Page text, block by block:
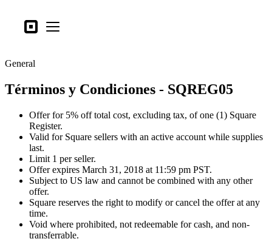
SquareOpen menu
Tipos de negocio
Hardware
Precios
Lo último
Iniciar sesión
Atención al Cliente
Search
Proceso de pago
Tipos de negocio
Alimentos y bebidas
General
Términos y Condiciones - SQREG05
Offer for 5% off total cost, excluding tax, of one (1) Square
Register.
Valid for Square sellers with an active account while supplies
last.
Limit 1 per seller.
Offer expires March 31, 2018 at 11:59 pm PST.
Subject to US law and cannot be combined with any other
offer.
Square reserves the right to modify or cancel the offer at any
time.
Void where prohibited, not redeemable for cash, and non-
transferrable.